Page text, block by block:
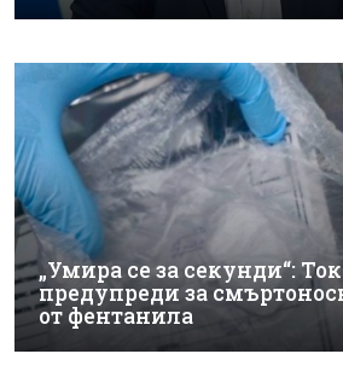
„Умира се за секунди“:
предупреди за
от фентанила